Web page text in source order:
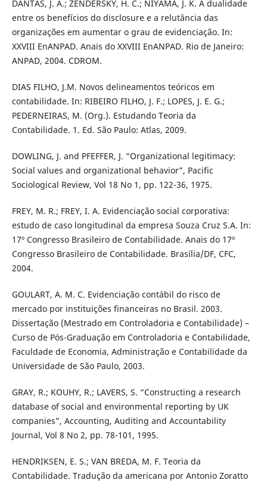
DANTAS, J. A.; ZENDERSKY, H. C.; NIYAMA, J. K. A dualidade
entre os benefícios do disclosure e a relutância das
organizações em aumentar o grau de evidenciação. In:
XXVIII EnANPAD. Anais do XXVIII EnANPAD. Rio de Janeiro:
ANPAD, 2004. CDROM.
DIAS FILHO, J.M. Novos delineamentos teóricos em
contabilidade. In: RIBEIRO FILHO, J. F.; LOPES, J. E. G.;
PEDERNEIRAS, M. (Org.). Estudando Teoria da
Contabilidade. 1. Ed. São Paulo: Atlas, 2009.
DOWLING, J. and PFEFFER, J. “Organizational legitimacy:
Social values and organizational behavior”, Pacific
Sociological Review, Vol 18 No 1, pp. 122-36, 1975.
FREY, M. R.; FREY, I. A. Evidenciação social corporativa:
estudo de caso longitudinal da empresa Souza Cruz S.A. In:
17º Congresso Brasileiro de Contabilidade. Anais do 17º
Congresso Brasileiro de Contabilidade. Brasília/DF, CFC,
2004.
GOULART, A. M. C. Evidenciação contábil do risco de
mercado por instituições financeiras no Brasil. 2003.
Dissertação (Mestrado em Controladoria e Contabilidade) –
Curso de Pós-Graduação em Controladoria e Contabilidade,
Faculdade de Economia, Administração e Contabilidade da
Universidade de São Paulo, 2003.
GRAY, R.; KOUHY, R.; LAVERS, S. “Constructing a research
database of social and environmental reporting by UK
companies”, Accounting, Auditing and Accountability
Journal, Vol 8 No 2, pp. 78-101, 1995.
HENDRIKSEN, E. S.; VAN BREDA, M. F. Teoria da
Contabilidade. Tradução da americana por Antonio Zoratto